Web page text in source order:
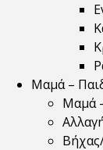
Μαμά –
Μαμά